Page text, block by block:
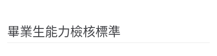
字:
畢業生能力檢核標準